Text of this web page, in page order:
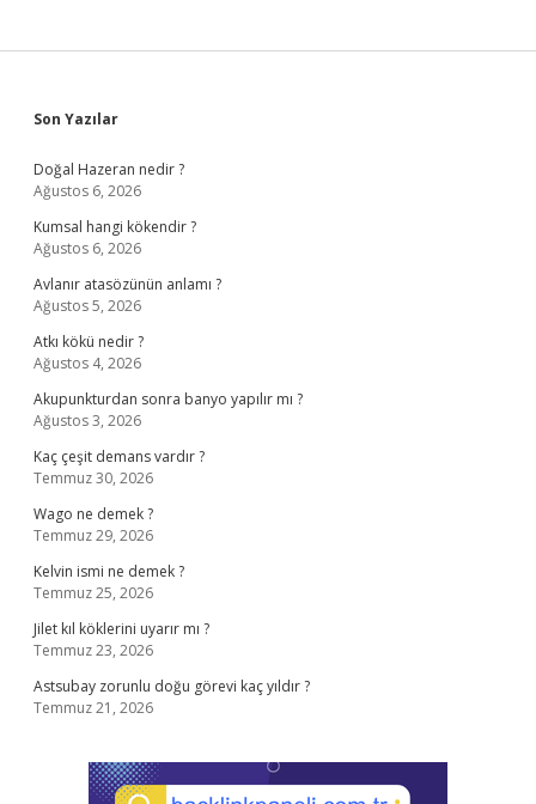
Sidebar
Son Yazılar
Doğal Hazeran nedir ?
Ağustos 6, 2026
Kumsal hangi kökendir ?
Ağustos 6, 2026
Avlanır atasözünün anlamı ?
Ağustos 5, 2026
Atkı kökü nedir ?
Ağustos 4, 2026
Akupunkturdan sonra banyo yapılır mı ?
Ağustos 3, 2026
Kaç çeşit demans vardır ?
Temmuz 30, 2026
Wago ne demek ?
Temmuz 29, 2026
Kelvin ismi ne demek ?
Temmuz 25, 2026
Jilet kıl köklerini uyarır mı ?
Temmuz 23, 2026
Astsubay zorunlu doğu görevi kaç yıldır ?
Temmuz 21, 2026